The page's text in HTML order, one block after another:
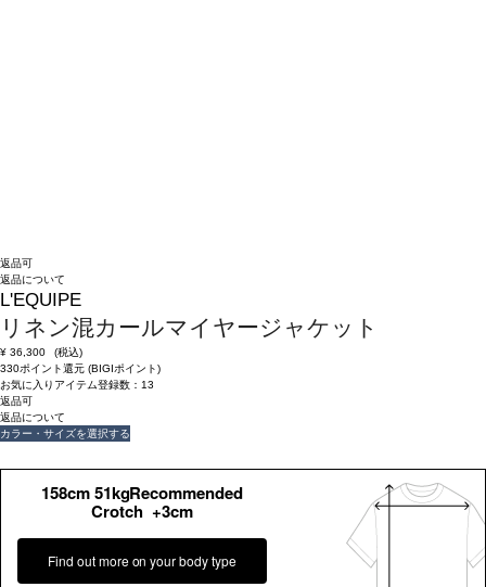
返品可
返品について
L'EQUIPE
リネン混カールマイヤージャケット
¥ 36,300
(税込)
330ポイント還元 (BIGIポイント)
お気に入りアイテム登録数： 13
返品可
返品について
カラー・サイズを選択する
158cm 51kgRecommended
Crotch +3cm
Find out more on your body type